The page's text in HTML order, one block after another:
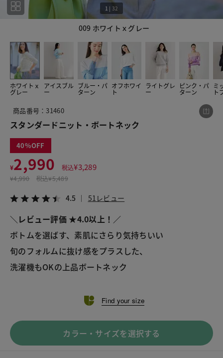
009 ホワイトｘグレー
1 | 32
ホワイトｘ
グレー
アイスブル
ー
ブルー・パ
ターン
オフホワイ
ト
ライトグレ
ー
ピンク・パ
ターン
ミ
ト
1
商品番号：31460
スタンダードニット・ボートネック
40
¥2,990 税込¥3,289
¥4,990 税込¥5,489
4.5 51レビュー
＼レビュー評価 ★4.0以上！／
ボトムを選ばす、素肌にさらり気持ちいい
旬のフォルムに抜け感をプラスした、
洗濯機もOKの上品ボートネック
Find your size
カラー・サイズを選択する
この商品をシェアする
¥2,990
税込¥3,289
LINE X メール